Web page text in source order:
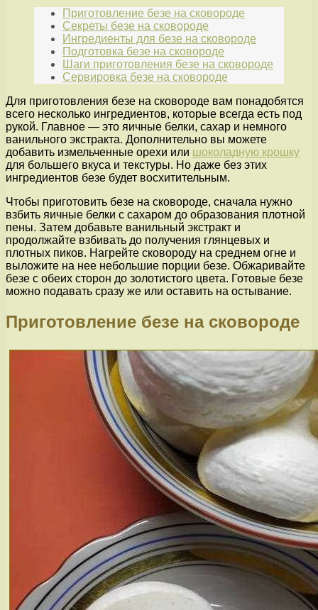
Приготовление безе на сковороде
Секреты безе на сковороде
Ингредиенты для безе на сковороде
Подготовка безе на сковороде
Шаги приготовления безе на сковороде
Сервировка безе на сковороде
Для приготовления безе на сковороде вам понадобятся
всего несколько ингредиентов, которые всегда есть под
рукой. Главное — это яичные белки, сахар и немного
ванильного экстракта. Дополнительно вы можете
добавить измельченные орехи или шоколадную крошку
для большего вкуса и текстуры. Но даже без этих
ингредиентов безе будет восхитительным.
Чтобы приготовить безе на сковороде, сначала нужно
взбить яичные белки с сахаром до образования плотной
пены. Затем добавьте ванильный экстракт и
продолжайте взбивать до получения глянцевых и
плотных пиков. Нагрейте сковороду на среднем огне и
выложите на нее небольшие порции безе. Обжаривайте
безе с обеих сторон до золотистого цвета. Готовые безе
можно подавать сразу же или оставить на остывание.
Приготовление безе на сковороде